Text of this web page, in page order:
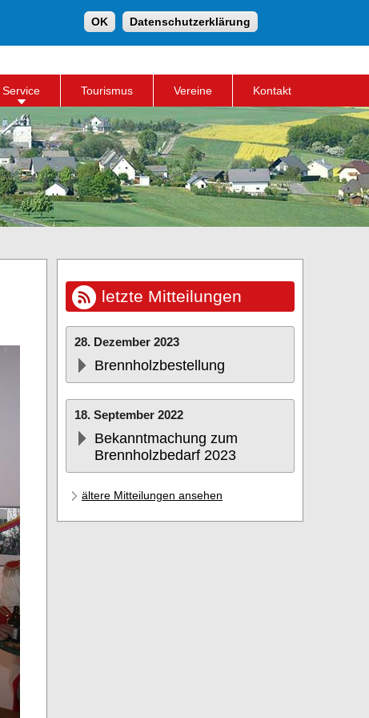
OK Datenschutzerklärung
Suchformular
Service Tourismus Vereine Kontakt
letzte Mitteilungen
28. Dezember 2023
Brennholzbestellung
18. September 2022
Bekanntmachung zum
Brennholzbedarf 2023
ältere Mitteilungen ansehen